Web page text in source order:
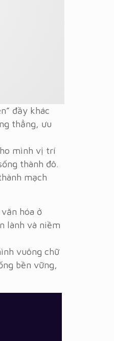
đầy khác
thẳng, ưu
mình vị trí
thành đô.
mạch
hóa ở
lành và niềm
vuông chữ
bền vững,